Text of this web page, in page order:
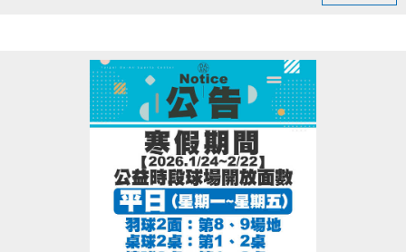
▪︎ 大安APP 長佳Sports+ APP傳送門⬇
APPLE 傳送門點我(另開新視窗)
google play 傳送門點我(另開新視窗)
※簡訊僅通知位開班班級，開課班級將不另行通知。
※班級教室依現場公告為主。